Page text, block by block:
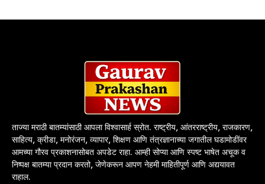
ताज्या मराठी बातम्यांसाठी आपला विश्वासार्ह स्रोत. राष्ट्रीय, आंतरराष्ट्रीय, राजकारण,
साहित्य, क्रीडा, मनोरंजन, व्यापार, शिक्षण आणि तंत्रज्ञानाच्या जगातील घडामोडींवर
आमच्या गौरव प्रकाशनासोबत अपडेट राहा. आम्ही सोप्या आणि स्पष्ट भाषेत अचूक व
निष्पक्ष बातम्या प्रदान करतो, जेणेकरून आपण नेहमी माहितीपूर्ण आणि अद्ययावत
राहाल.